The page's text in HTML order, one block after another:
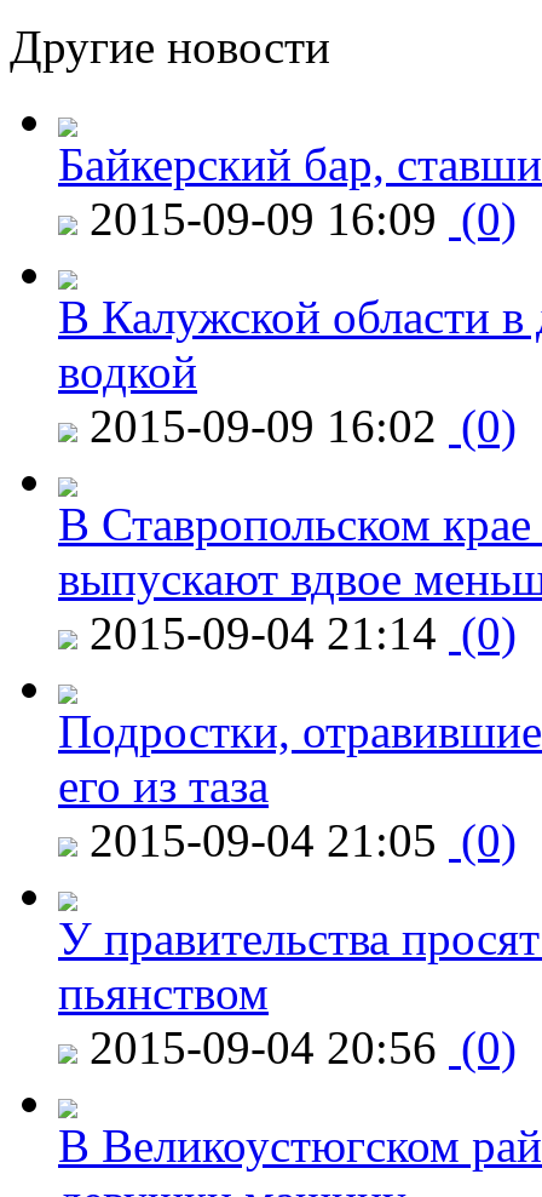
Другие новости
Байкерский бар,
2015-09-09 16:09 (0)
В Калужской области в
водкой
2015-09-09 16:02 (0)
В Ставропольском
выпускают вдвое
2015-09-04 21:14 (0)
Подростки,
его из таза
2015-09-04 21:05 (0)
У правительства
пьянством
2015-09-04 20:56 (0)
В Великоустюгском